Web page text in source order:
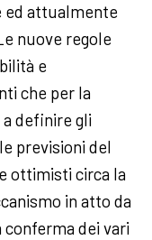
ed attualmente
nuove regole
e
che per la
definire gli
previsioni del
ottimisti circa la
in atto da
conferma dei vari